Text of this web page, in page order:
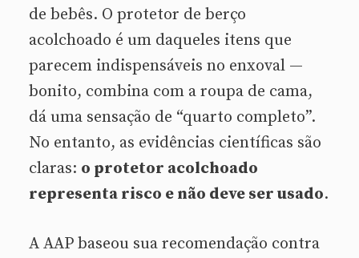
de bebês. O protetor de berço
acolchoado é um daqueles itens que
parecem indispensáveis no enxoval —
bonito, combina com a roupa de cama,
dá uma sensação de “quarto completo”.
No entanto, as evidências científicas são
claras: o protetor acolchoado
representa risco e não deve ser usado.
A AAP baseou sua recomendação contra